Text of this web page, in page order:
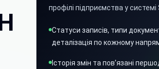
профілі підприємства у системі
Статуси записів, типи
деталізація по кожному
Історія змін та пов’язані